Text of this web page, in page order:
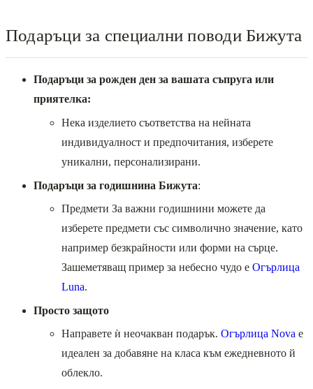
Подаръци за специални поводи Бижута
Подаръци за рожден ден за вашата съпруга или
приятелка:
Нека изделието съответства на нейната
индивидуалност и предпочитания, изберете
уникални, персонализирани.
Подаръци за годишнина Бижута:
Предмети За важни годишнини можете да
изберете предмети със символично значение, като
например безкрайности или форми на сърце.
Зашеметяващ пример за небесно чудо е Огърлица
Luna.
Просто защото
Направете ѝ неочакван подарък. Огърлица Nova е
идеален за добавяне на класа към ежедневното й
облекло.